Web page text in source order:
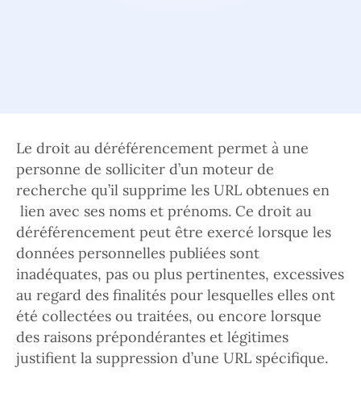
Le droit au déréférencement permet à une
personne de solliciter d’un moteur de
recherche qu’il supprime les URL obtenues en
lien avec ses noms et prénoms. Ce droit au
déréférencement peut être exercé lorsque les
données personnelles publiées sont
inadéquates, pas ou plus pertinentes, excessives
au regard des finalités pour lesquelles elles ont
été collectées ou traitées, ou encore lorsque
des raisons prépondérantes et légitimes
justifient la suppression d’une URL spécifique.